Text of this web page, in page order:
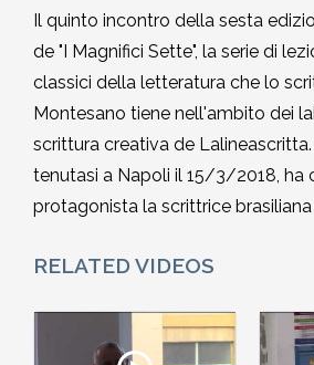
Il quinto incontro della sesta
de "I Magnifici Sette", la serie di
classici della letteratura che lo
Montesano tiene nell'ambito dei
scrittura creativa de
tenutasi a Napoli il 15/3/2018, ha
protagonista la scrittrice
RELATED VIDEOS
2014-2015
2013-2014
2012-2013
2011-2012
2010-2011
Storia: 2013
Storia: 2012
Storia: 2011
Storia: 2010